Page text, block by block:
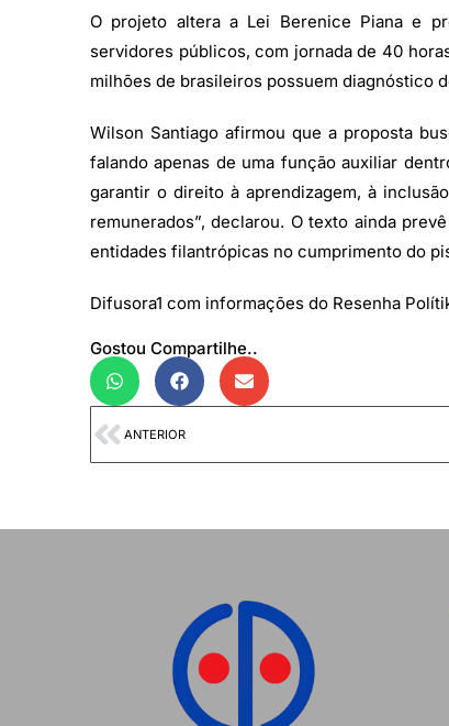
O projeto altera a Lei Berenice Piana e
servidores públicos, com jornada de 40
milhões de brasileiros possuem diagnóstico
Wilson Santiago afirmou que a proposta
falando apenas de uma função auxiliar
garantir o direito à aprendizagem, à
remunerados”, declarou. O texto ainda
entidades filantrópicas no cumprimento do
Difusora1 com informações do Resenha
Gostou Compartilhe..
ANTERIOR